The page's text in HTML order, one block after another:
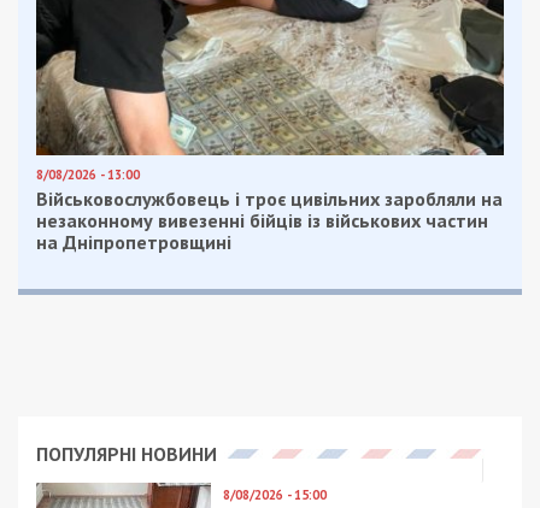
8/08/2026 - 13:00
Військовослужбовець і троє цивільних заробляли на
незаконному вивезенні бійців із військових частин
на Дніпропетровщині
ПОПУЛЯРНІ НОВИНИ
8/08/2026 - 15:00